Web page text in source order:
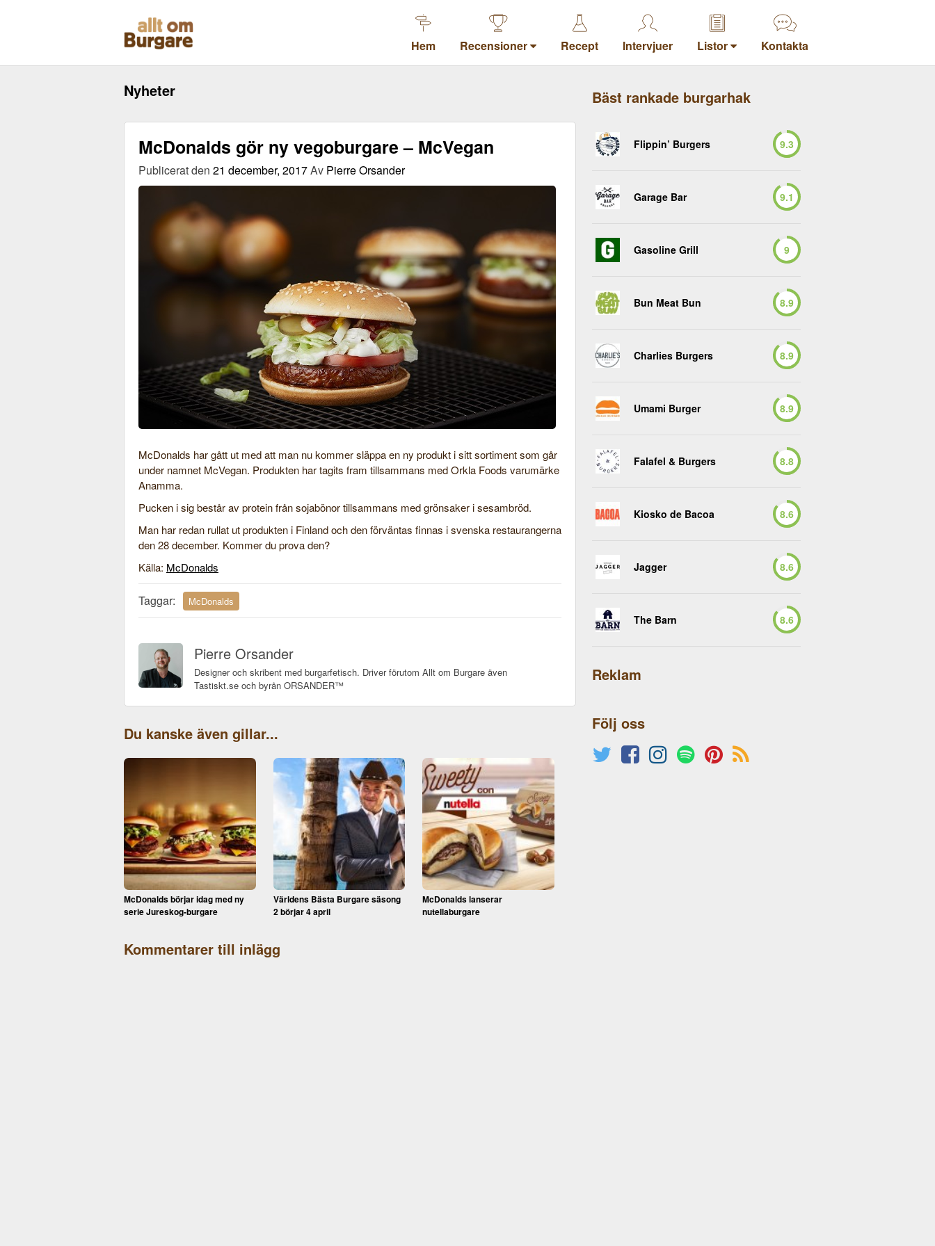
Hem Recensioner Recept Intervjuer Listor Kontakta
Nyheter
McDonalds gör ny vegoburgare – McVegan
Publicerat den 21 december, 2017Av Pierre Orsander
McDonalds har gått ut med att man nu kommer släppa en ny produkt i sitt sortiment som går
under namnet McVegan. Produkten har tagits fram tillsammans med Orkla Foods varumärke
Anamma.
Pucken i sig består av protein från sojabönor tillsammans med grönsaker i sesambröd.
Man har redan rullat ut produkten i Finland och den förväntas finnas i svenska restaurangerna
den 28 december. Kommer du prova den?
Källa: McDonalds
Taggar: McDonalds
Pierre Orsander
Designer och skribent med burgarfetisch. Driver förutom Allt om Burgare även
Tastiskt.se och byrån ORSANDER™
Du kanske även gillar...
McDonalds börjar idag med ny
serie Jureskog-burgare
Världens Bästa Burgare säsong
2 börjar 4 april
McDonalds lanserar
nutellaburgare
Kommentarer till inlägg
Bäst rankade burgarhak
Flippin’ Burgers 9.3
Garage Bar 9.1
Gasoline Grill 9
Bun Meat Bun 8.9
Charlies Burgers 8.9
Umami Burger 8.9
Falafel & Burgers 8.8
Kiosko de Bacoa 8.6
Jagger 8.6
The Barn 8.6
Reklam
Följ oss